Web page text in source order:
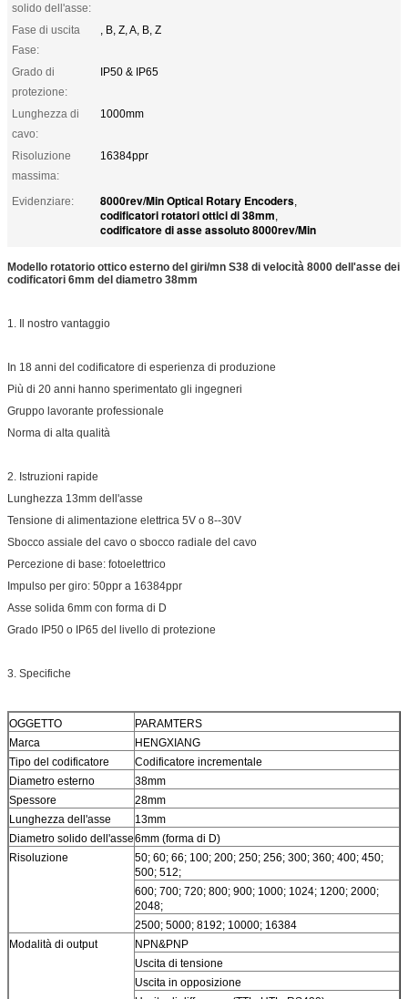
solido dell'asse:
Fase di uscita
Fase:
, B, Z, A, B, Z
Grado di
protezione:
IP50 & IP65
Lunghezza di
cavo:
1000mm
Risoluzione
massima:
16384ppr
Evidenziare: 8000rev/Min Optical Rotary Encoders,
codificatori rotatori ottici di 38mm,
codificatore di asse assoluto 8000rev/Min
Modello rotatorio ottico esterno del giri/mn S38 di velocità 8000 dell'asse dei
codificatori 6mm del diametro 38mm
1. Il nostro vantaggio
In 18 anni del codificatore di esperienza di produzione
Più di 20 anni hanno sperimentato gli ingegneri
Gruppo lavorante professionale
Norma di alta qualità
2. Istruzioni rapide
Lunghezza 13mm dell'asse
Tensione di alimentazione elettrica 5V o 8--30V
Sbocco assiale del cavo o sbocco radiale del cavo
Percezione di base: fotoelettrico
Impulso per giro: 50ppr a 16384ppr
Asse solida 6mm con forma di D
Grado IP50 o IP65 del livello di protezione
3. Specifiche
OGGETTO
PARAMTERS
Marca
HENGXIANG
Tipo del codificatore
Codificatore incrementale
Diametro esterno
38mm
Spessore
28mm
Lunghezza dell'asse
13mm
Diametro solido dell'asse6mm (forma di D)
Risoluzione
50; 60; 66; 100; 200; 250; 256; 300; 360; 400; 450;
500; 512;
600; 700; 720; 800; 900; 1000; 1024; 1200; 2000;
2048;
2500; 5000; 8192; 10000; 16384
Modalità di output
NPN&PNP
Uscita di tensione
Uscita in opposizione